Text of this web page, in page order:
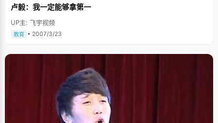
卢毅：我一定能够拿第一
UP主: 飞宇视频
教育 • 2007/3/23